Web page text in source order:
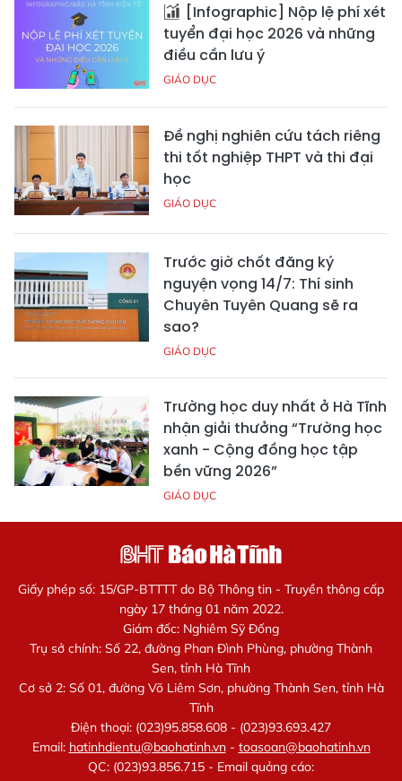
[Infographic] Nộp lệ phí xét
tuyển đại học 2026 và những
điều cần lưu ý
GIÁO DỤC
Đề nghị nghiên cứu tách riêng
thi tốt nghiệp THPT và thi đại
học
GIÁO DỤC
Trước giờ chốt đăng ký
nguyện vọng 14/7: Thí sinh
Chuyên Tuyên Quang sẽ ra
sao?
GIÁO DỤC
Trường học duy nhất ở Hà Tĩnh
nhận giải thưởng “Trường học
xanh - Cộng đồng học tập
bền vững 2026”
GIÁO DỤC
Giấy phép số: 15/GP-BTTTT do Bộ Thông tin - Truyền thông cấp
ngày 17 tháng 01 năm 2022.
Giám đốc: Nghiêm Sỹ Đống
Trụ sở chính: Số 22, đường Phan Đình Phùng, phường Thành
Sen, tỉnh Hà Tĩnh
Cơ sở 2: Số 01, đường Võ Liêm Sơn, phường Thành Sen, tỉnh Hà
Tĩnh
Điện thoại: (023)95.858.608 - (023)93.693.427
Email: hatinhdientu@baohatinh.vn- toasoan@baohatinh.vn
QC: (023)93.856.715 - Email quảng cáo: